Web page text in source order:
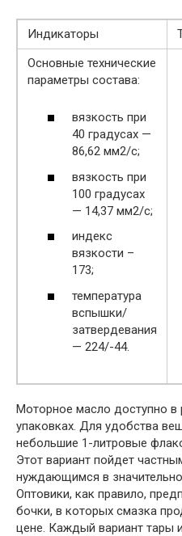
Индикаторы
Основные технические
параметры состава:
вязкость при
40 градусах —
86,62 мм2/с;
вязкость при
100 градусах
— 14,37 мм2/с;
индекс
вязкости –
173;
температура
вспышки/
затвердевания
— 224/-44.
Моторное масло доступно в
упаковках. Для удобства
небольшие 1-литровые
Этот вариант пойдет
нуждающимся в
Оптовики, как правило,
бочки, в которых смазка
цене. Каждый вариант тары